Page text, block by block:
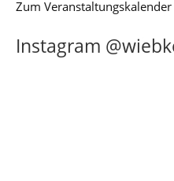
Zum Veranstaltungskalender
Instagram